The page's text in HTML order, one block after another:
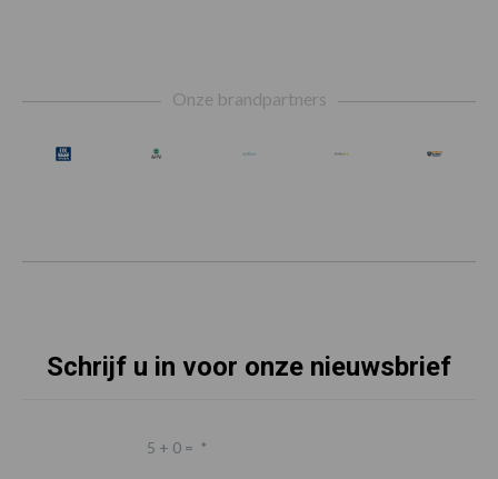
Onze brandpartners
Schrijf u in voor onze nieuwsbrief
5 + 0 = *